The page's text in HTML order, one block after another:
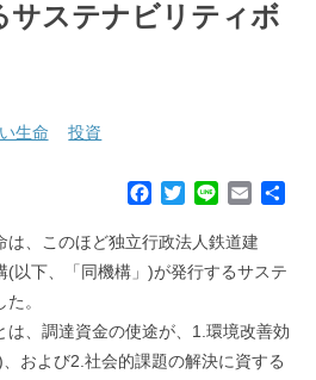
サステナビリティボ
生命 投資
c
e
o
k
T
i
t
n
e
E
a
i
は、このほど独立行政法人鉄道建
(以下、「同機構」)が発行するサステ
。
は、調達資金の使途が、1.環境改善効
および2.社会的課題の解決に資する